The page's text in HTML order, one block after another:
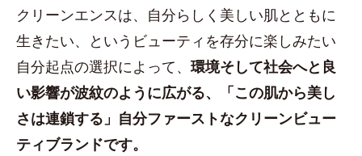
クリーンエンスは、自分らしく美しい肌とともに
生きたい、というビューティを存分に楽しみたい
自分起点の選択によって、 環境そして社会へと良
い影響が波紋のように広がる、「この肌から美し
さは連鎖する」自分ファーストなクリーンビュー
ティブランドです。